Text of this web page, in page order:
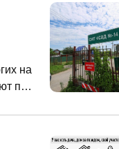
на
по